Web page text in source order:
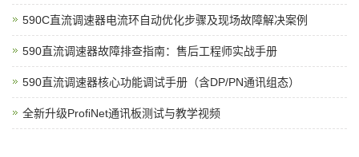
590C直流调速器电流环自动优化步骤及现场故障解决案例
590直流调速器故障排查指南：售后工程师实战手册
590直流调速器核心功能调试手册（含DP/PN通讯组态）
全新升级ProfiNet通讯板测试与教学视频